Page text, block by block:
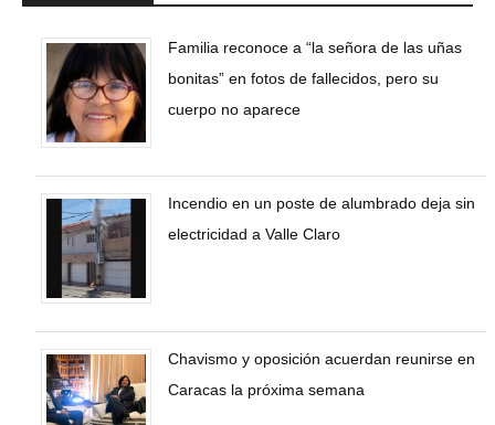
Familia reconoce a “la señora de las uñas
bonitas” en fotos de fallecidos, pero su
cuerpo no aparece
Incendio en un poste de alumbrado deja sin
electricidad a Valle Claro
Chavismo y oposición acuerdan reunirse en
Caracas la próxima semana